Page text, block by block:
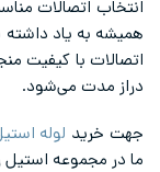
انتخاب اتصالات
همیشه به یاد داشته
اتصالات با کیفیت
دراز مدت می‌شود.
جهت خرید لوله
ما در مجموعه استیل